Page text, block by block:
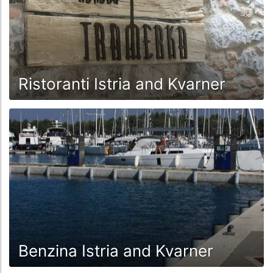
delle Incoronate.
Ristoranti Istria and Kvarner
Benzina Istria and Kvarner